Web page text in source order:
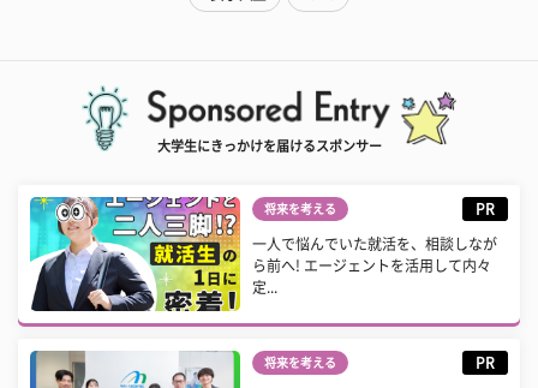
大学生にきっかけを届けるスポンサー
将来を考える PR
一人で悩んでいた就活を、相談しなが
ら前へ! エージェントを活用して内々
定...
将来を考える PR